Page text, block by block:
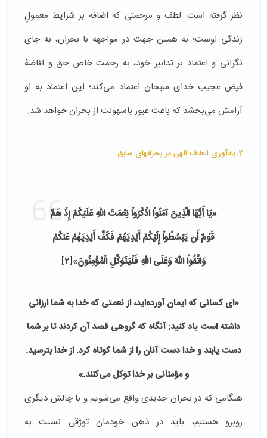
نظر گرفته است. لطف و مرحمتی که اضافه بر شرایط معمولِ
زندگی اوست؛ به همین جهت در مواجهه با بحران، به جای
نگرانی و اعتماد بر تدابیر خود، به رحمت خاص حق و افاضۀ
فیض عجیب خدای سبحان اعتماد می‌کند؛ این اعتماد به او
آرامش می‌بخشد که باعث عبور باسهولت از بحران خواهد شد.
2.یادآوری الطاف الهی در بحران­های سابق
«يَا أَيُّهَا الَّذِينَ آمَنُواْ اذْكُرُواْ نِعْمَتَ اللّهِ عَلَيْكُمْ إِذْ هَمَّ
قَوْمٌ أَن يَبْسُطُواْ إِلَيْكُمْ أَيْدِيَهُمْ فَكَفَّ أَيْدِيَهُمْ عَنكُمْ
وَاتَّقُواْ اللّهَ وَعَلَى اللّهِ فَلْيَتَوَكَّلِ الْمُؤْمِنُونَ»
[2]
«اى كسانى كه ايمان آورده‌ايد، از نعمتى كه خدا به شما ارزانى
داشته است ياد كنيد: آنگاه كه گروهى قصد آن كردند تا بر شما
دست يابند و خدا دست آنان را از شما كوتاه كرد. از خدا بترسيد.
و مؤمنانى بر خدا توكل مى‌كنند.»
هنگامی که در بحران جدیدی واقع می­‌شویم و با چالش دیگری
روبرو هستیم، باید در ذهن خودمان تورّقی نسبت به